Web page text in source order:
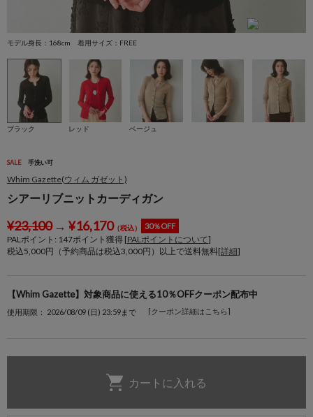
モデル身長：168cm 着用サイズ：FREE
ブラック レッド ベージュ
SALE 手洗い可
Whim Gazette(ウィム ガゼット)
シアーリブニットカーディガン
¥23,100→ ¥16,170（税込） 30％OFF
PALポイント: 147ポイント獲得 [PALポイントについて]
税込5,000円（予約商品は税込3,000円）以上で送料無料[詳細]
【Whim Gazette】対象商品に使える10％OFFクーポン配布中
使用期限： 2026/08/09 (日) 23:59まで [クーポン詳細はこちら]